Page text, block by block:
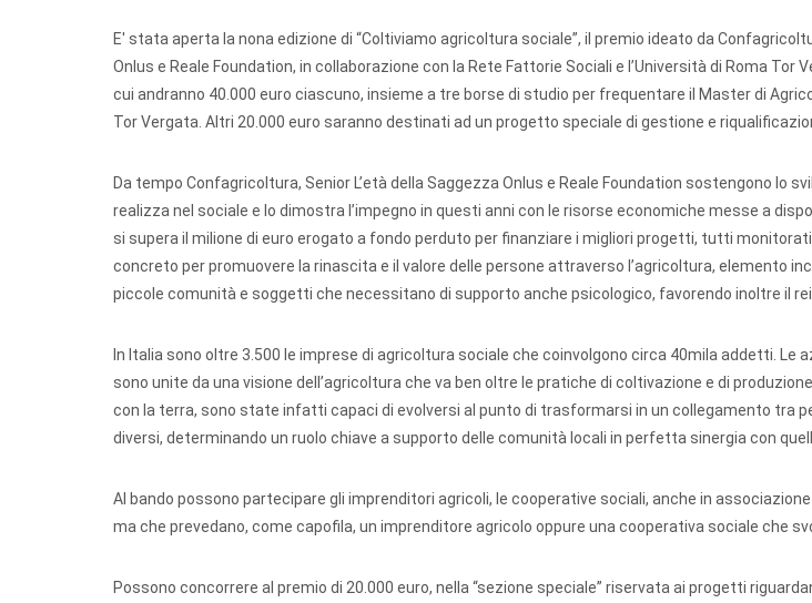
E' stata aperta la nona edizione di “Coltiviamo agricoltura sociale”, il premio ideato da
Onlus e Reale Foundation, in collaborazione con la Rete Fattorie Sociali e l’Università di Roma Tor
cui andranno 40.000 euro ciascuno, insieme a tre borse di studio per frequentare il Master di
Tor Vergata. Altri 20.000 euro saranno destinati ad un progetto speciale di gestione e
Da tempo Confagricoltura, Senior L’età della Saggezza Onlus e Reale Foundation sostengono lo
realizza nel sociale e lo dimostra l’impegno in questi anni con le risorse economiche messe a
si supera il milione di euro erogato a fondo perduto per finanziare i migliori progetti, tutti
concreto per promuovere la rinascita e il valore delle persone attraverso l’agricoltura, elemento
piccole comunità e soggetti che necessitano di supporto anche psicologico, favorendo inoltre il
In Italia sono oltre 3.500 le imprese di agricoltura sociale che coinvolgono circa 40mila addetti. Le
sono unite da una visione dell’agricoltura che va ben oltre le pratiche di coltivazione e di
con la terra, sono state infatti capaci di evolversi al punto di trasformarsi in un collegamento tra
diversi, determinando un ruolo chiave a supporto delle comunità locali in perfetta sinergia con
Al bando possono partecipare gli imprenditori agricoli, le cooperative sociali, anche in
ma che prevedano, come capofila, un imprenditore agricolo oppure una cooperativa sociale che
Possono concorrere al premio di 20.000 euro, nella “sezione speciale” riservata ai progetti